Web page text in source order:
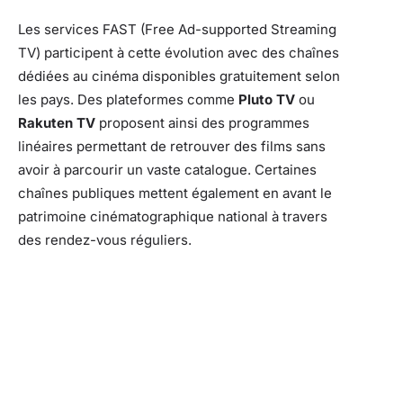
Les services FAST (Free Ad-supported Streaming
TV) participent à cette évolution avec des chaînes
dédiées au cinéma disponibles gratuitement selon
les pays. Des plateformes comme Pluto TV ou
Rakuten TV proposent ainsi des programmes
linéaires permettant de retrouver des films sans
avoir à parcourir un vaste catalogue. Certaines
chaînes publiques mettent également en avant le
patrimoine cinématographique national à travers
des rendez-vous réguliers.